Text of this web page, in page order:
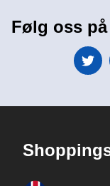
Følg oss